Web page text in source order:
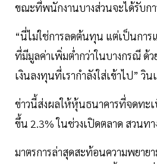
ขณะที่พนักงานบางส่วนจะได้รับ
“นี่ไม่ใช่การลดต้นทุน แต่เป็นกา
ที่มีมูลค่าเพิ่มต่ำกว่าในบางกรณี ด้
เงินลงทุนที่เรากำลังใส่เข้าไป” วิน
ข่าวนี้ส่งผลให้หุ้นธนาคารที่จดทะเ
ขึ้น 2.3% ในช่วงเปิดตลาด สวนท
มาตรการล่าสุดสะท้อนความพยาย